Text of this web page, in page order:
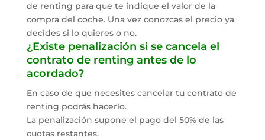
de renting para que te indique el valor de la
compra del coche. Una vez conozcas el precio ya
decides si lo quieres o no.
¿Existe penalización si se cancela el
contrato de renting antes de lo
acordado?
En caso de que necesites cancelar tu contrato de
renting podrás hacerlo.
La penalización supone el pago del 50% de las
cuotas restantes.